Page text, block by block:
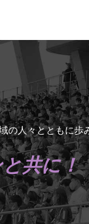
の人々とともに
共に！